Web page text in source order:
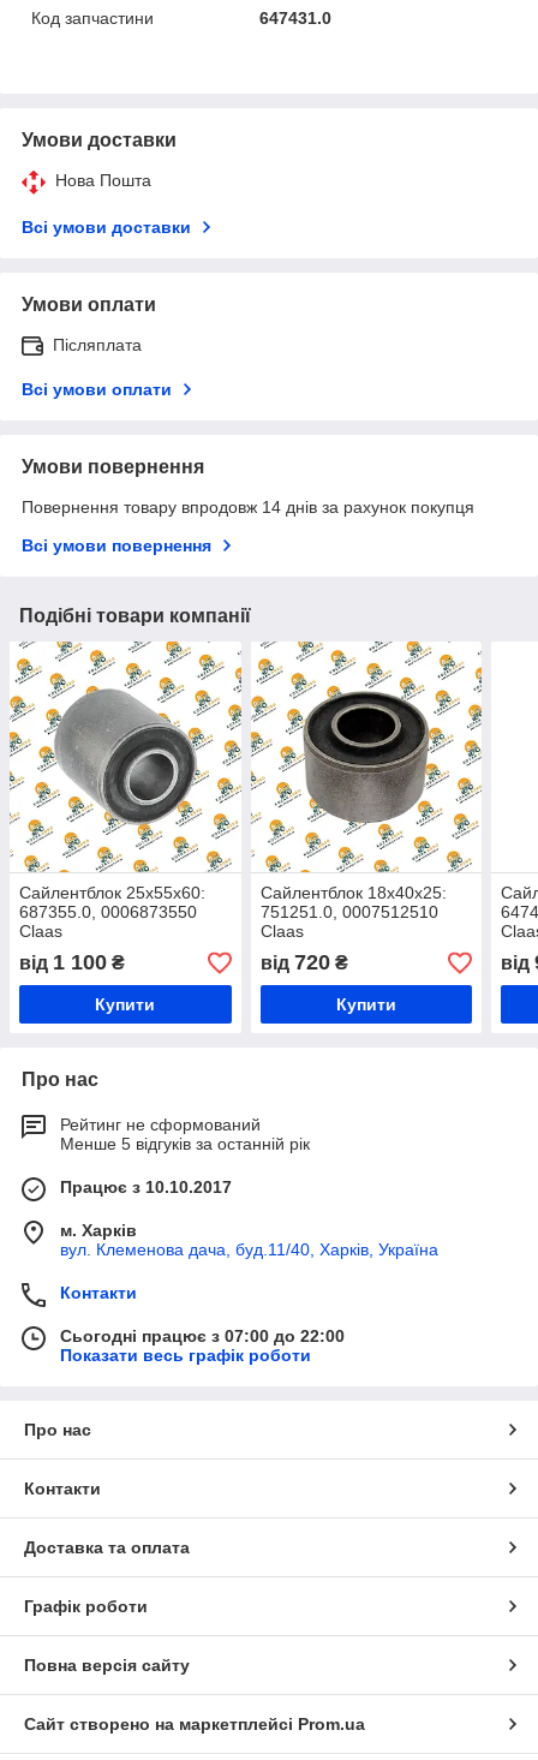
Код запчастини
647431.0
Умови доставки
Нова Пошта
Всі умови доставки
Умови оплати
Післяплата
Всі умови оплати
Умови повернення
Повернення товару впродовж 14 днів за рахунок покупця
Всі умови повернення
Подібні товари компанії
Сайлентблок 25х55х60:
687355.0, 0006873550
Claas
від 1 100 ₴
Купити
Сайлентблок 18х40х25:
751251.0, 0007512510
Claas
від 720₴
Купити
від
Про нас
Рейтинг не сформований
Менше 5 відгуків за останній рік
Працює з 10.10.2017
м. Харків
вул. Клеменова дача, буд.11/40, Харків, Україна
Контакти
Сьогодні працює з 07:00 до 22:00
Показати весь графік роботи
Про нас
Контакти
Доставка та оплата
Графік роботи
Повна версія сайту
Сайт створено на маркетплейсі Prom.ua